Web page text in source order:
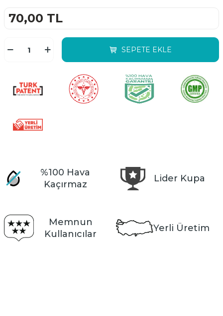
70,00 TL
SEPETE EKLE
%100 Hava
Kaçırmaz
Lider Kupa
Memnun
Kullanıcılar
Yerli Üretim